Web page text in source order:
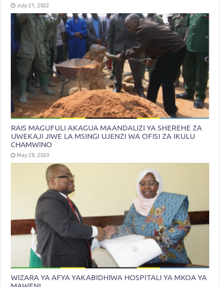
July 21, 2022
RAIS MAGUFULI AKAGUA MAANDALIZI YA SHEREHE ZA
UWEKAJI JIWE LA MSINGI UJENZI WA OFISI ZA IKULU
CHAMWINO
May 29, 2020
WIZARA YA AFYA YAKABIDHIWA HOSPITALI YA MKOA YA